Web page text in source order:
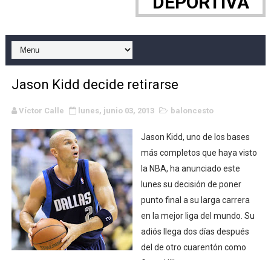
WWE NXT - Myles Borne y Tavion Heights ponen fin
Canadian Football League 2026 - Week 10
EFA y AFLE 2026 - Regular season
Campeonato de Europa de remo 2026 (Varese, Italia)
Mundial de lacrosse femenino 2026 (Tokio, Japón) -
Máxima celebración en el último Impact! con Jason
Mundial de esgrima 2026 (Hong Kong) - La delegación
Jason Kidd decide retirarse
Víctor Calle lunes, junio 03, 2013 baloncesto
Jason Kidd, uno de los bases
más completos que haya visto
la NBA, ha anunciado este
lunes su decisión de poner
punto final a su larga carrera
en la mejor liga del mundo. Su
adiós llega dos días después
del de otro cuarentón como